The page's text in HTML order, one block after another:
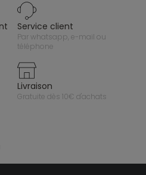
service client
par whatsapp, e-mail ou
téléphone
livraison
gratuite dès 10€ d'achats